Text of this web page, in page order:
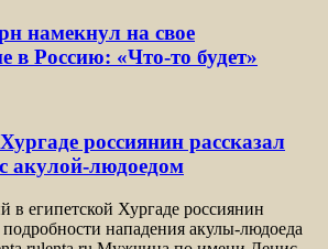
намекнул на свое
в Россию: «Что-то будет»
россиянин рассказал
акулой-людоедом
египетской Хургаде россиянин
нападения акулы-людоеда